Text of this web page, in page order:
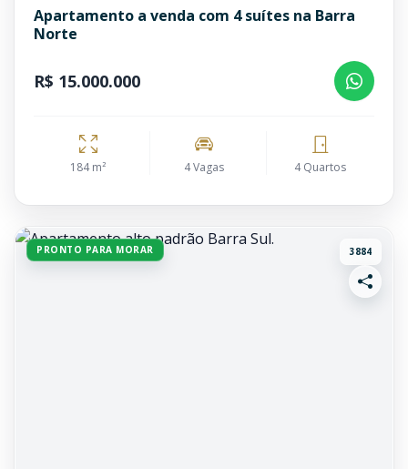
Apartamento a venda com 4 suítes na Barra
Norte
R$ 15.000.000
184 m² 4 Vagas 4 Quartos
PRONTO PARA MORAR 3884